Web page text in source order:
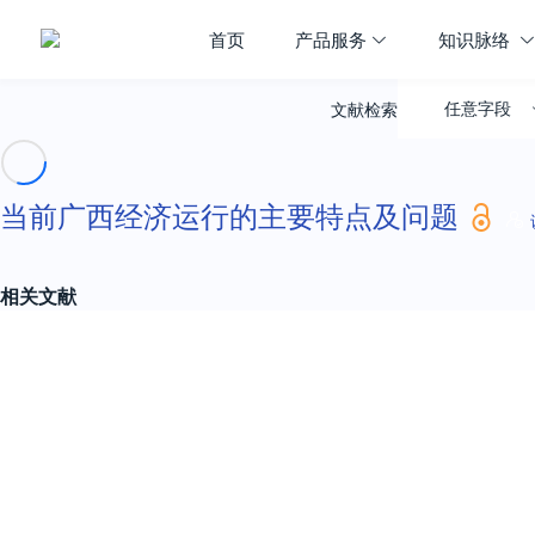
首页 产品服务 知识脉络
文献检索 任意字段
当前广西经济运行的主要特点及问题
相关文献